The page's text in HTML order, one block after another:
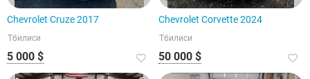
Chevrolet Cruze 2017
Тбилиси
5 000 $
Chevrolet Corvette 2024
Тбилиси
50 000 $